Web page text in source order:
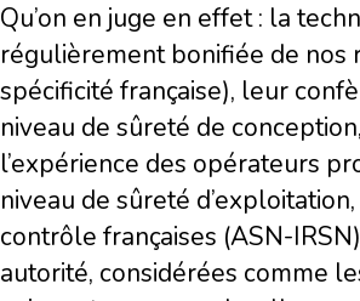
Qu’on en juge en effet : la
régulièrement bonifiée de nos
spécificité française), leur
niveau de sûreté de
l’expérience des opérateurs
niveau de sûreté
contrôle françaises (ASN-
autorité, considérées comme